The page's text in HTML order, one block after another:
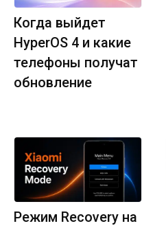
Когда выйдет
HyperOS 4 и какие
телефоны получат
обновление
Режим Recovery на